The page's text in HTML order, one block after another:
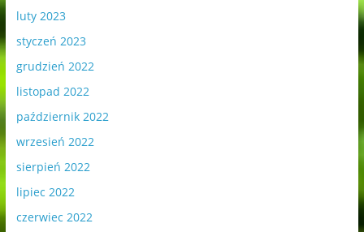
luty 2023
styczeń 2023
grudzień 2022
listopad 2022
październik 2022
wrzesień 2022
sierpień 2022
lipiec 2022
czerwiec 2022